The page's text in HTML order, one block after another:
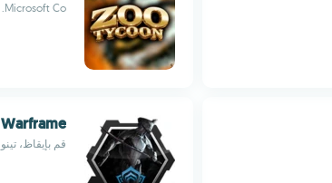
Microsoft Co.
Warframe
قم بإيقاظ، تينو